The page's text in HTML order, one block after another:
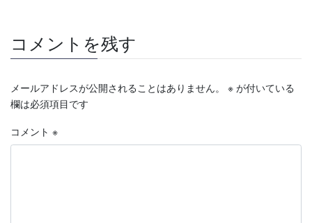
コメントを残す
メールアドレスが公開されることはありません。 ※ が付いている
欄は必須項目です
コメント ※